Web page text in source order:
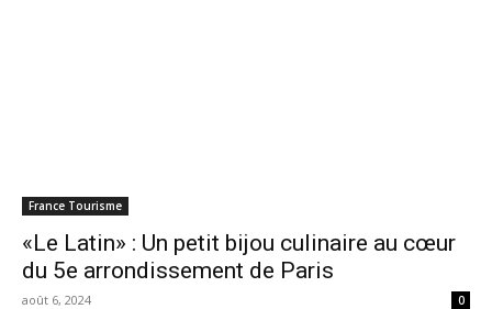
France Tourisme
«Le Latin» : Un petit bijou culinaire au cœur
du 5e arrondissement de Paris
août 6, 2024 0